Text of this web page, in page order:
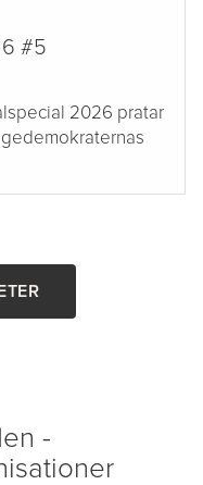
#5
2026 pratar
-